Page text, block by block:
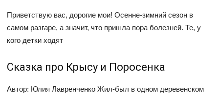
Приветствую вас, дорогие мои! Осенне-зимний сезон в
самом разгаре, а значит, что пришла пора болезней. Те, у
кого детки ходят
Сказка про Крысу и Поросенка
Автор: Юлия Лавренченко Жил-был в одном деревенском